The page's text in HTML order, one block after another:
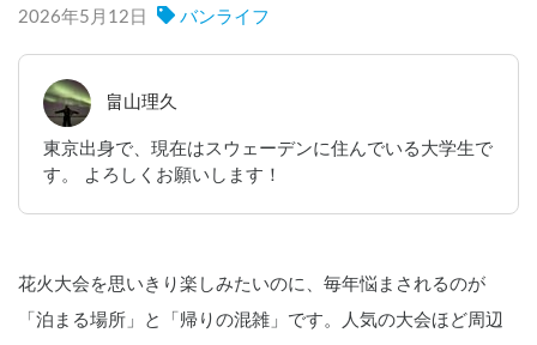
2026年5月12日 バンライフ
畠山理久
東京出身で、現在はスウェーデンに住んでいる大学生で
す。 よろしくお願いします！
花火大会を思いきり楽しみたいのに、毎年悩まされるのが
「泊まる場所」と「帰りの混雑」です。人気の大会ほど周辺